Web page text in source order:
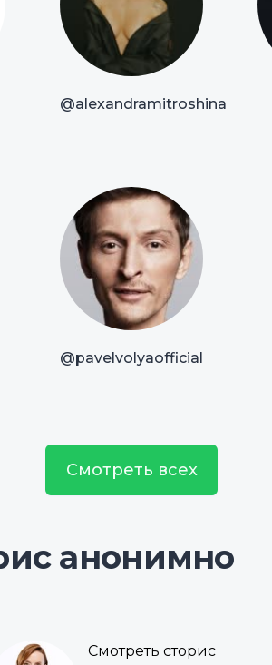
@alexandramitroshina
@pavelvolyaofficial
Смотреть всех
анонимно
Смотреть сторис